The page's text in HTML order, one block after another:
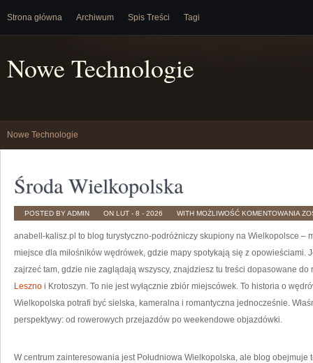
Strona główna Archiwum Spis Treści Tagi
Nowe Technologie
Nowe Technologie
Środa Wielkopolska
POSTED BY ADMIN ON LUT - 8 - 2026 WITH MOŻLIWOŚĆ KOMENTOWANIA
anabell-kalisz.pl to blog turystyczno-podróżniczy skupiony na Wielkopolsce –
miejsce dla miłośników wędrówek, gdzie mapy spotykają się z opowieściami.
zajrzeć tam, gdzie nie zaglądają wszyscy, znajdziesz tu treści dopasowane
Leszno i Krotoszyn. To nie jest wyłącznie zbiór miejscówek. To historia o
Wielkopolska potrafi być sielska, kameralna i romantyczna jednocześnie.
perspektywy: od rowerowych przejazdów po weekendowe objazdówki.
W centrum zainteresowania jest Południowa Wielkopolska, ale blog obejmuje